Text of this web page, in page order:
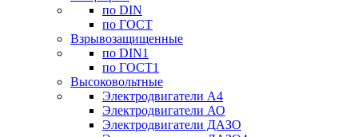
по DIN
по ГОСТ
Взрывозащищенные
по DIN1
по ГОСТ1
Высоковольтные
Электродвигатели А4
Электродвигатели АО
Электродвигатели ДАЗО